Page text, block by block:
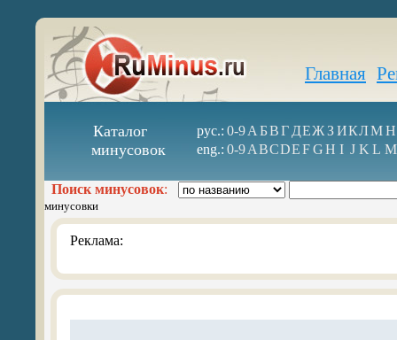
Главная
Каталог
минусовок
рус.: 0-9А БВГ ДЕЖ З ИКЛМН
eng.: 0-9ABCDEFGH I J K L M
Поиск минусовок:
минусовки
Реклама: